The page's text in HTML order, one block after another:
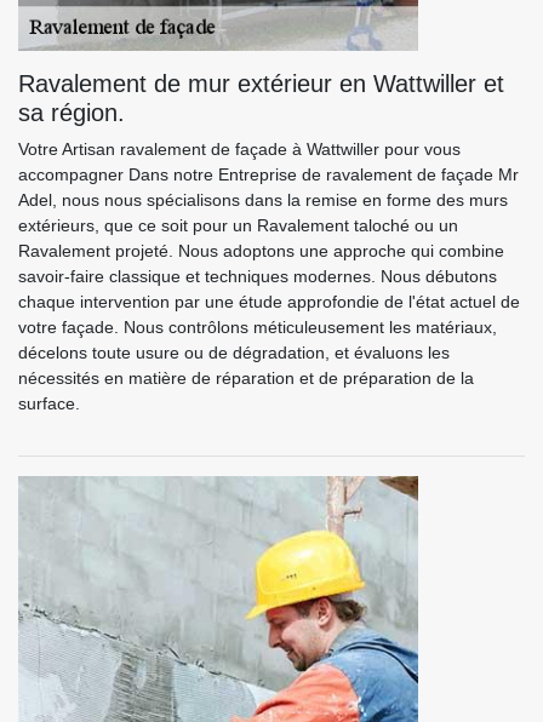
Ravalement de mur extérieur en Wattwiller et
sa région.
Votre Artisan ravalement de façade à Wattwiller pour vous
accompagner Dans notre Entreprise de ravalement de façade Mr
Adel, nous nous spécialisons dans la remise en forme des murs
extérieurs, que ce soit pour un Ravalement taloché ou un
Ravalement projeté. Nous adoptons une approche qui combine
savoir-faire classique et techniques modernes. Nous débutons
chaque intervention par une étude approfondie de l'état actuel de
votre façade. Nous contrôlons méticuleusement les matériaux,
décelons toute usure ou de dégradation, et évaluons les
nécessités en matière de réparation et de préparation de la
surface.